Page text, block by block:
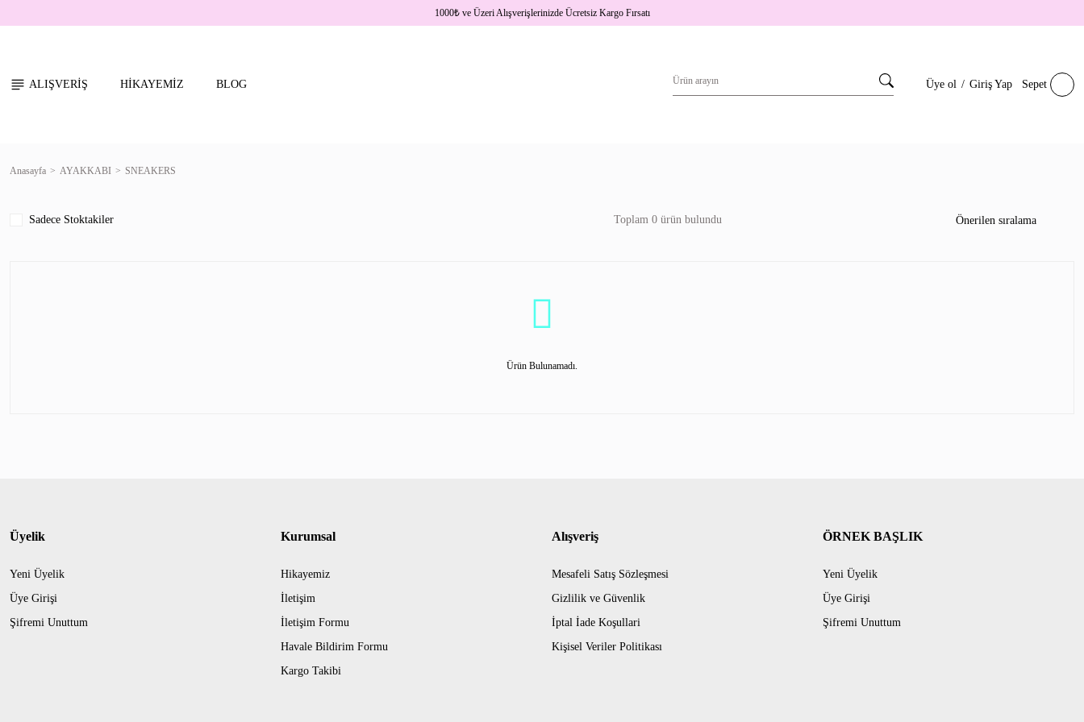
1000₺ve Üzeri Alışverişlerinizde Ücretsiz Kargo Fırsatı
ALIŞVERİŞ HİKAYEMİZ BLOG Üye ol / Giriş Yap Sepet
Anasayfa AYAKKABI SNEAKERS
Sadece Stoktakiler Toplam 0 ürün bulundu
Ürün Bulunamadı.
Üyelik
Yeni Üyelik
Üye Girişi
Şifremi Unuttum
Kurumsal
Hikayemiz
İletişim
İletişim Formu
Havale Bildirim Formu
Kargo Takibi
Alışveriş
Mesafeli Satış Sözleşmesi
Gizlilik ve Güvenlik
İptal İade Koşullari
Kişisel Veriler Politikası
ÖRNEK BAŞLIK
Yeni Üyelik
Üye Girişi
Şifremi Unuttum